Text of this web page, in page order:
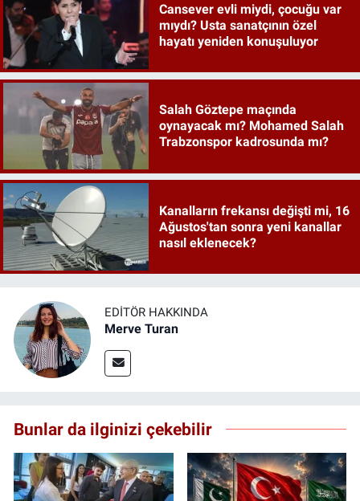
Cansever evli miydi, çocuğu var
mıydı? Usta sanatçının özel
hayatı yeniden konuşuluyor
Salah Göztepe maçında
oynayacak mı? Mohamed Salah
Trabzonspor kadrosunda mı?
Kanalların frekansı değişti mi, 16
Ağustos'tan sonra yeni kanallar
nasıl eklenecek?
EDITÖR HAKKINDA
Merve Turan
Bunlar da ilginizi çekebilir